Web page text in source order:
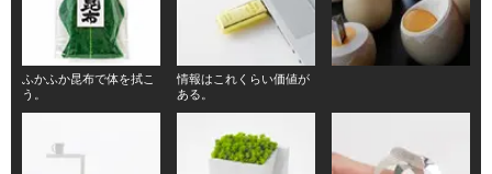
ふかふか昆布で体を拭こ
う。
情報はこれくらい価値が
ある。